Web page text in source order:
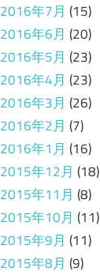
2016年7月 (15)
2016年6月 (20)
2016年5月 (23)
2016年4月 (23)
2016年3月 (26)
2016年2月 (7)
2016年1月 (16)
2015年12月 (18)
2015年11月 (8)
2015年10月 (11)
2015年9月 (11)
2015年8月 (9)